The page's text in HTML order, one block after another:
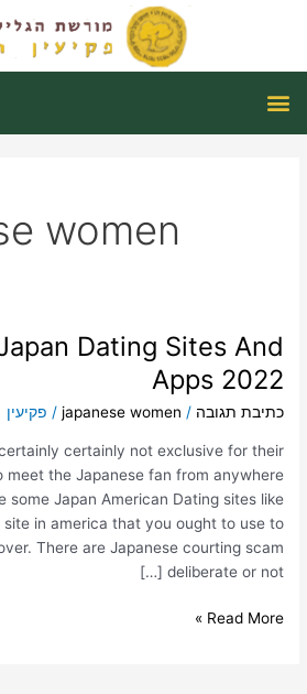
תפריט
women
Dating Sites And
Apps 2022
כתיבת תגובה /
japanese women
/ פקיעין
certainly not exclusive for their
meet the Japanese fan from anywhere
some Japan American Dating sites like
site in america that you ought to use to
There are Japanese courting scam
deliberate or not […]
Very
best
Japan
Dating
Read More »